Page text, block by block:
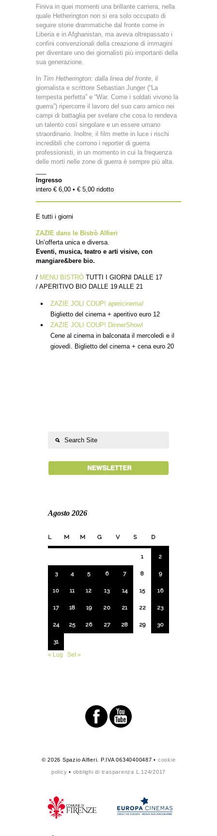
Finiva in quei momenti una brillante carriera, nella
quale Hetherington non si era solo occupato di
seguire storie drammatiche dal fronte come in
Liberia e in Afghanistan, ma aveva oltrepassato i
confini convenzionali della creazione di immagini
per diventare uno dei giornalisti più importanti della
sua generazione.
In Tim Hetherington: dalla linea del fronte , il
giornalista e scrittore Sebastian Junger (“La
tempesta perfetta” e “War. Come i soldati vivono la
guerra”) ripercorre il lavoro del suo caro amico nei
campi di battaglia per svelare che cosa lo rendeva
un talento così singolare e un essere umano
straordinario. Inoltre, il film mette in luce i rischi
incredibili che corrono i reporter di guerra
professionisti, in un momento in cui la frequenza
delle morti nelle zone di guerra è sempre più alta.
Ingresso
intero € 6,00 • € 5,00 ridotto
E tutti i giorni
ZAZIE dans le Bistrò Alfieri
Un’offerta unica e diversa.
Eventi, musica, teatro e arti visive, con
mangiare&bere bio.
/ MENU BISTRÒ TUTTI I GIORNI DALLE 17
/ APERITIVO BIO DALLE 19 ALLE 21
ZAZIE JOLI COUP! apericinema!
Biglietto del cinema + aperitivo euro 12
ZAZIE JOLI COUP! DinnerShow!
Cene al cinema in balconata il mercoledì e il
giovedì. Biglietto del cinema + cena euro 20
Agosto 2026
L M M G V S D
1 2
3 4 5 6 7 8 9
10 11 12 13 14 15 16
17 18 19 20 21 22 23
24 25 26 27 28 29 30
31
« Lug
Set »
© 2026 Spazio Alfieri. P.IVA 06340400487 • cookie
policy • obblighi di trasparenza L.124/2017